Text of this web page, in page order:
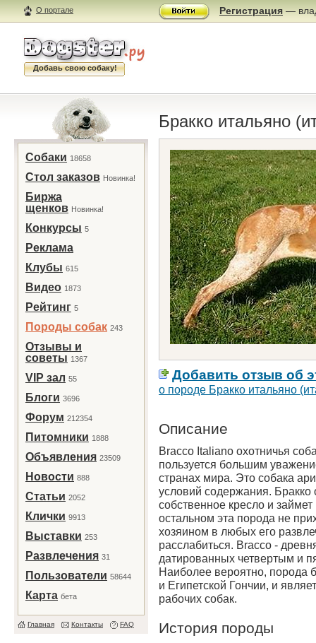
О портале Регистрация —
Добавь свою собаку!
Собаки 18658
Стол заказов Новинка!
Биржа
щенков Новинка!
Конкурсы 5
Реклама
Клубы 615
Видео 1873
Рейтинг 5
Породы собак 243
Отзывы и
советы 1367
VIP зал 55
Блоги 3696
Форум 212354
Питомники 1888
Объявления 23509
Новости 888
Статьи 2052
Клички 9913
Выставки 253
Развлечения 31
Пользователи 58644
Карта бета
Главная Контакты FAQ
Бракко итальяно
Добавить отзыв об
о породе Бракко итальяно
Описание
Bracco Italiano охотничья
пользуется большим
странах мира. Это собака
условий содержания.
собственное кресло и
остальном эта порода не
хозяином в любых его
расслабиться. Bracco -
датированных четвертым и
Наиболее вероятно, порода
и Египетской Гончии, и
рабочих собак.
История породы